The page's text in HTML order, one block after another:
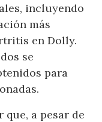
incluyendo
más
en Dolly.
se
para
a pesar de